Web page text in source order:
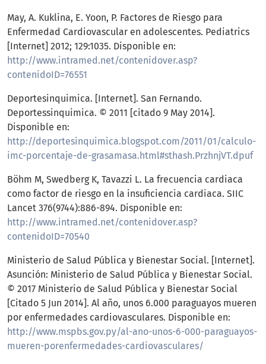
May, A. Kuklina, E. Yoon, P. Factores de Riesgo para
Enfermedad Cardiovascular en adolescentes. Pediatrics
[Internet] 2012; 129:1035. Disponible en:
http://www.intramed.net/contenidover.asp?
contenidoID=76551
Deportesinquimica. [Internet]. San Fernando.
Deportessinquimica. © 2011 [citado 9 May 2014].
Disponible en:
http://deportesinquimica.blogspot.com/2011/01/calculo-
imc-porcentaje-de-grasamasa.html#sthash.PrzhnjVT.dpuf
Böhm M, Swedberg K, Tavazzi L. La frecuencia cardiaca
como factor de riesgo en la insuficiencia cardiaca. SIIC
Lancet 376(9744):886-894. Disponible en:
http://www.intramed.net/contenidover.asp?
contenidoID=70540
Ministerio de Salud Pública y Bienestar Social. [Internet].
Asunción: Ministerio de Salud Pública y Bienestar Social.
© 2017 Ministerio de Salud Pública y Bienestar Social
[Citado 5 Jun 2014]. Al año, unos 6.000 paraguayos mueren
por enfermedades cardiovasculares. Disponible en:
http://www.mspbs.gov.py/al-ano-unos-6-000-paraguayos-
mueren-porenfermedades-cardiovasculares/